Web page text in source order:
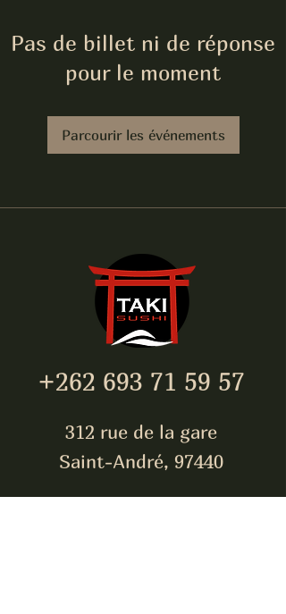
Pas de billet ni de réponse
pour le moment
Parcourir les événements
+262 693 71 59 57
312 rue de la gare
Saint-André, 97440